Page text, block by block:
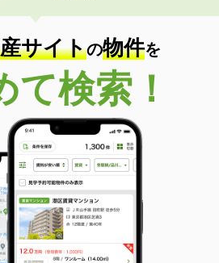
サイトの物件を
て検索！